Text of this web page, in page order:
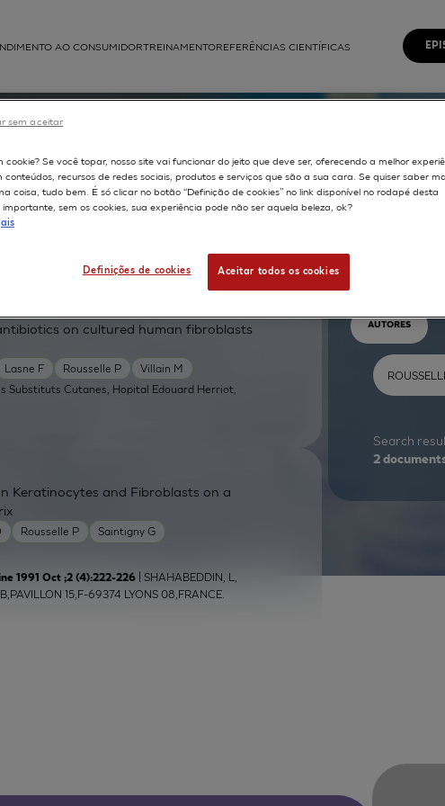
AO CONSUMIDORTREINAMENTOREFERÊNCIAS CIENTÍFICAS
Lasne F Rousselle P Villain M
on cultured human fibroblasts
Substituts Cutanes, Hopital Edouard Herriot,
Rousselle P
Saintigny G
Keratinocytes and Fibroblasts on a
1991 Oct ;2 (4):222-226 | SHAHABEDDIN, L,
15,F-69374 LYONS 08,FRANCE.
AUTORES
Search
2
cookie? Se você topar, nosso site vai funcionar do jeito que deve ser, oferecendo a melhor
conteúdos, recursos de redes sociais, produtos e serviços que são a sua cara. Se quiser saber
coisa, tudo bem. É só clicar no botão “Definição de cookies” no link disponível no rodapé desta
sem os cookies, sua experiência pode não ser aquela beleza, ok?
Definições de cookies Aceitar todos os cookies
sem aceitar